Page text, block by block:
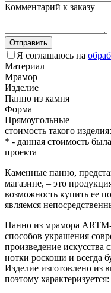
Комментарий к заказу
Отправить
Я соглашаюсь на
Материал
Мрамор
Изделие
Панно из камня
Форма
Прямоугольные
стоимость такого изделия:
* - данная стоимость
проекта
Каменные панно,
магазине, – это
возможность купить ее
являемся
Панно из мрамора
способов украшения
произведение искусства
нотки роскоши и всегда
Изделие изготовлено из
поэтому характеризуется: